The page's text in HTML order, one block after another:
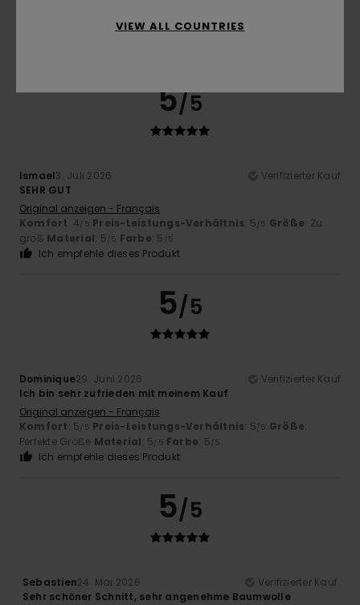
5/5
Ismael3. Juli 2026
Verifizierter Kauf
SEHR GUT
Original anzeigen - Français
Komfort: 4/5 Preis-Leistungs-Verhältnis: 5/5 Größe: Zu
groß Material: 5/5 Farbe: 5 /5
Ich empfehle dieses Produkt
5/5
Dominique29. Juni 2026
Verifizierter Kauf
Ich bin sehr zufrieden mit meinem Kauf
Original anzeigen - Français
Komfort: 5/5 Preis-Leistungs-Verhältnis: 5/5 Größe:
Perfekte Größe Material: 5/5 Farbe: 5/5
Ich empfehle dieses Produkt
5/5
Sebastien24. Mai 2026
Verifizierter Kauf
Sehr schöner Schnitt, sehr angenehme Baumwolle
VIEW ALL COUNTRIES